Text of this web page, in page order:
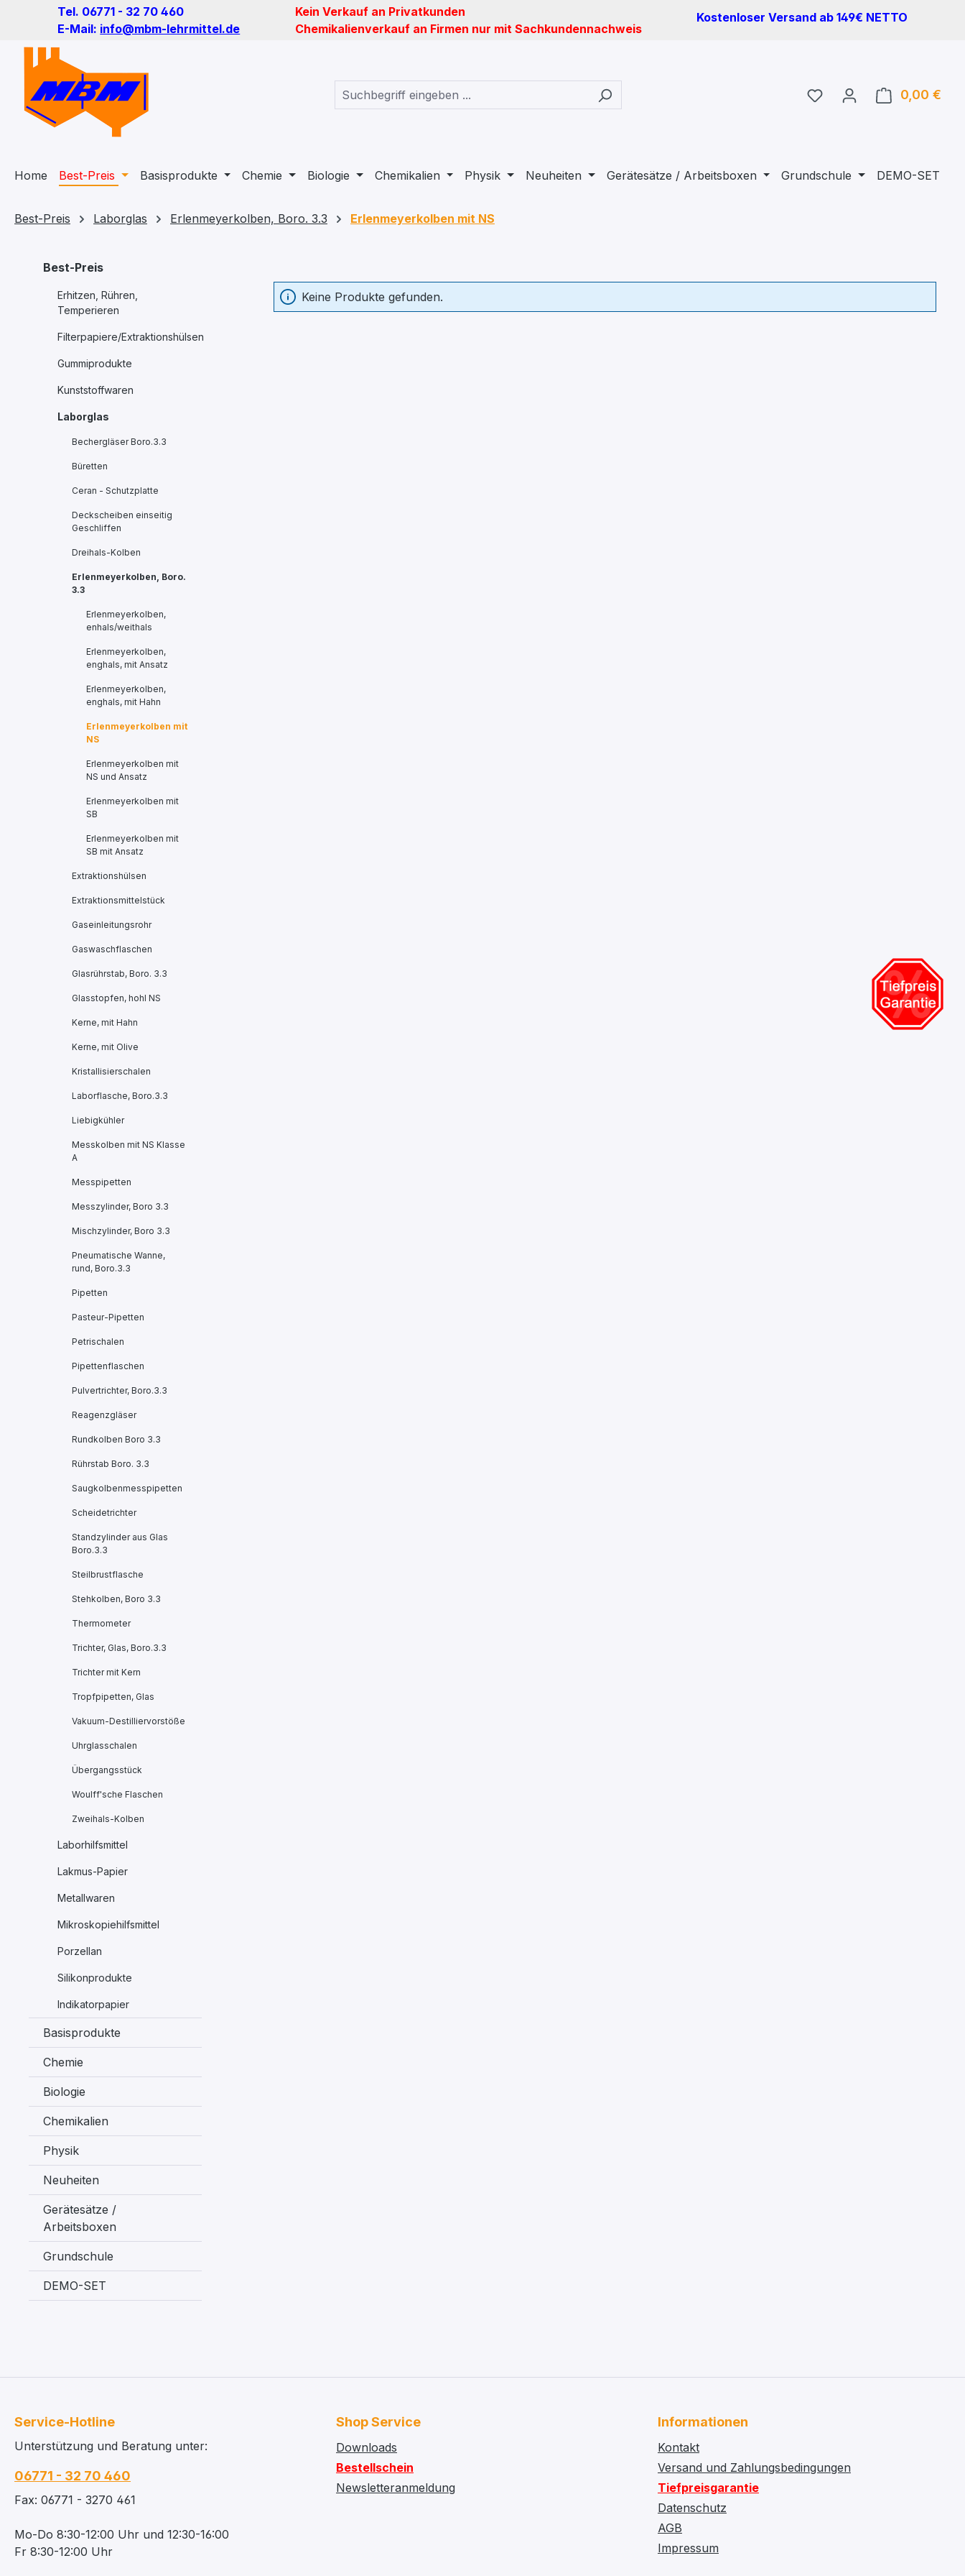
Hauptinhalt springen
Zur Suche springen
Zur Hauptnavigation springen
Tel. 06771 - 32 70 460
E-Mail: info@mbm-lehrmittel.de
Kein Verkauf an Privatkunden
Chemikalienverkauf an Firmen nur mit Sachkundennachweis
Kostenloser Versand ab 149€ NETTO
Du hast 0 Produkte auf
0,00 €
Home Best-Preis Basisprodukte Chemie Biologie Chemikalien Physik Neuheiten Gerätesätze / Arbeitsboxen Grundschule DEMO-SET
Best-Preis Laborglas Erlenmeyerkolben, Boro. 3.3 Erlenmeyerkolben mit NS
Best-Preis
Erhitzen, Rühren,
Temperieren
Filterpapiere/Extraktionshülsen
Gummiprodukte
Kunststoffwaren
Laborglas
Bechergläser Boro.3.3
Büretten
Ceran - Schutzplatte
Deckscheiben einseitig
Geschliffen
Dreihals-Kolben
Erlenmeyerkolben, Boro.
3.3
Erlenmeyerkolben,
enhals/weithals
Erlenmeyerkolben,
enghals, mit Ansatz
Erlenmeyerkolben,
enghals, mit Hahn
Erlenmeyerkolben mit
NS
Erlenmeyerkolben mit
NS und Ansatz
Erlenmeyerkolben mit
SB
Erlenmeyerkolben mit
SB mit Ansatz
Extraktionshülsen
Extraktionsmittelstück
Gaseinleitungsrohr
Gaswaschflaschen
Glasrührstab, Boro. 3.3
Glasstopfen, hohl NS
Kerne, mit Hahn
Kerne, mit Olive
Kristallisierschalen
Laborflasche, Boro.3.3
Liebigkühler
Messkolben mit NS Klasse
A
Messpipetten
Messzylinder, Boro 3.3
Mischzylinder, Boro 3.3
Pneumatische Wanne,
rund, Boro.3.3
Pipetten
Pasteur-Pipetten
Petrischalen
Pipettenflaschen
Pulvertrichter, Boro.3.3
Reagenzgläser
Rundkolben Boro 3.3
Rührstab Boro. 3.3
Saugkolbenmesspipetten
Scheidetrichter
Standzylinder aus Glas
Boro.3.3
Steilbrustflasche
Stehkolben, Boro 3.3
Thermometer
Trichter, Glas, Boro.3.3
Trichter mit Kern
Tropfpipetten, Glas
Vakuum-Destilliervorstöße
Uhrglasschalen
Übergangsstück
Woulff'sche Flaschen
Zweihals-Kolben
Laborhilfsmittel
Lakmus-Papier
Metallwaren
Mikroskopiehilfsmittel
Porzellan
Silikonprodukte
Indikatorpapier
Basisprodukte
Chemie
Biologie
Chemikalien
Physik
Neuheiten
Gerätesätze /
Arbeitsboxen
Grundschule
DEMO-SET
Keine Produkte gefunden.
Service-Hotline
Unterstützung und Beratung unter:
06771 - 32 70 460
Fax: 06771 - 3270 461
Mo-Do 8:30-12:00 Uhr und 12:30-16:00
Fr 8:30-12:00 Uhr
Shop Service
Downloads
Bestellschein
Newsletteranmeldung
Informationen
Kontakt
Versand und Zahlungsbedingungen
Tiefpreisgarantie
Datenschutz
AGB
Impressum